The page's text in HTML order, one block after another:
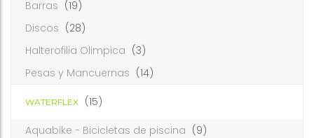
Barras (19)
Discos (28)
Halterofilia Olimpica (3)
Pesas y Mancuernas (14)
WATERFLEX (15)
Aquabike - Bicicletas de piscina (9)